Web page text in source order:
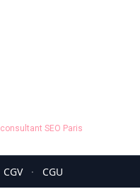
consultant SEO Paris
CGV ·
CGU